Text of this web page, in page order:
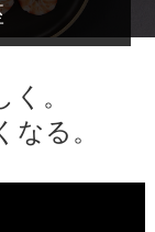
。
る。